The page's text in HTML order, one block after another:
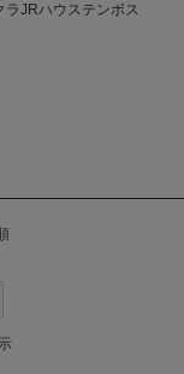
ラJRハウステンボス